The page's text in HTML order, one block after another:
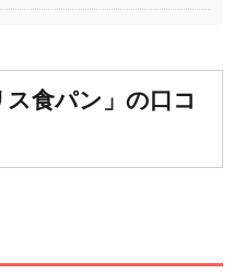
食パン」の口コ